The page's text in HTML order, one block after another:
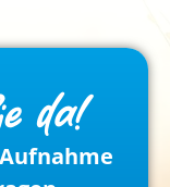
da!